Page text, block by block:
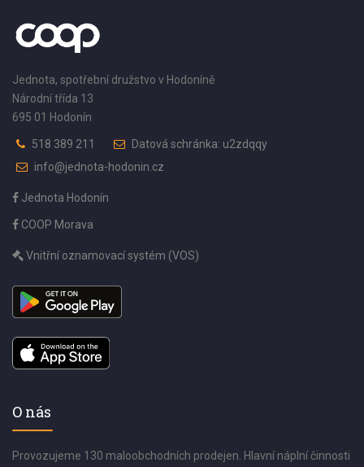
Jednota, spotřební družstvo v Hodoníně
Národní třída 13
695 01 Hodonín
518 389 211
Datová schránka: u2zdqqy
info@jednota-hodonin.cz
Jednota Hodonín
COOP Morava
Vnitřní oznamovací systém (VOS)
O nás
Provozujeme 130 maloobchodních prodejen. Hlavní náplní činnosti